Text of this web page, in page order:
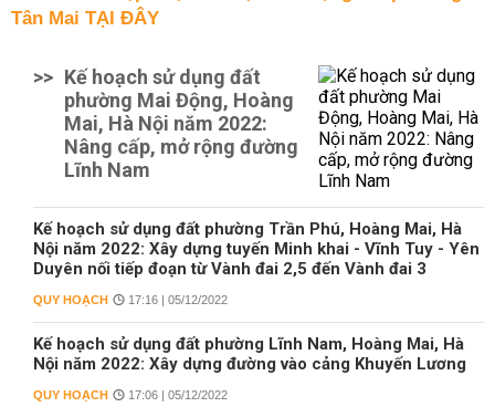
Tân Mai TẠI ĐÂY
>> Kế hoạch sử dụng đất
phường Mai Động, Hoàng
Mai, Hà Nội năm 2022:
Nâng cấp, mở rộng đường
Lĩnh Nam
Kế hoạch sử dụng đất phường Trần Phú, Hoàng Mai, Hà
Nội năm 2022: Xây dựng tuyến Minh khai - Vĩnh Tuy - Yên
Duyên nối tiếp đoạn từ Vành đai 2,5 đến Vành đai 3
QUY HOẠCH 17:16 | 05/12/2022
Kế hoạch sử dụng đất phường Lĩnh Nam, Hoàng Mai, Hà
Nội năm 2022: Xây dựng đường vào cảng Khuyến Lương
QUY HOẠCH 17:06 | 05/12/2022